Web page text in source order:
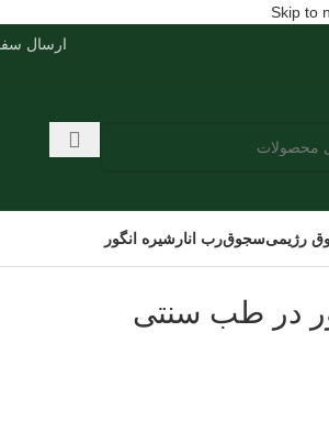
Skip to
ارسال سفارشات: حداکثر
رژیمیسجوقرب انار شیره انگور
در طب سنتی